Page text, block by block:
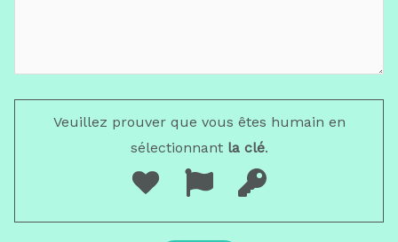
Veuillez prouver que vous êtes humain en
sélectionnantla clé.